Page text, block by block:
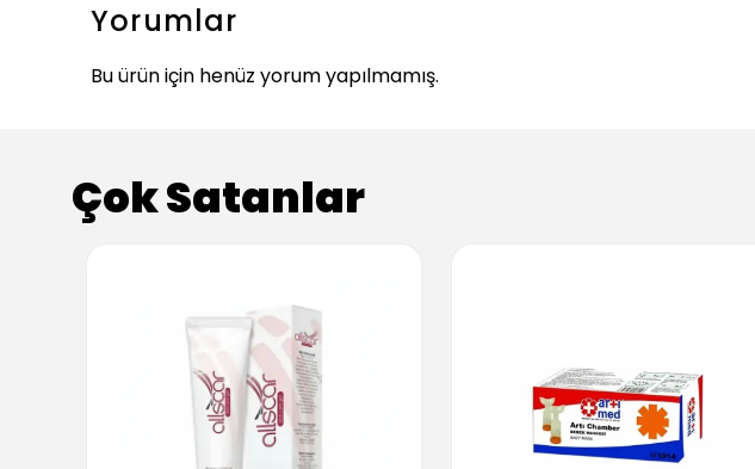
Yorumlar
Bu ürün için henüz yorum yapılmamış.
Çok Satanlar